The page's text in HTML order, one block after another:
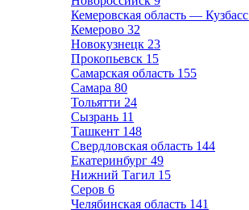
Кемеровская область — Кузбасс
Кемерово 32
Новокузнецк 23
Прокопьевск 15
Самарская область 155
Самара 80
Тольятти 24
Сызрань 11
Ташкент 148
Свердловская область 144
Екатеринбург 49
Нижний Тагил 15
Серов 6
Челябинская область 141